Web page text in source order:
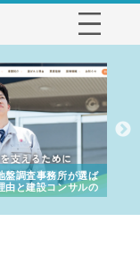
盤調査事務所が選ば
由と建設コンサルの